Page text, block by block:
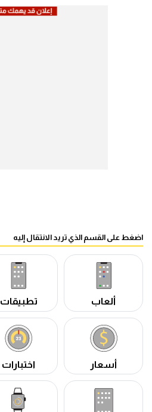
اضغط على القسم الذي تريد الانتقال إليه
ألعاب تطبيقات
أسعار اختبارات